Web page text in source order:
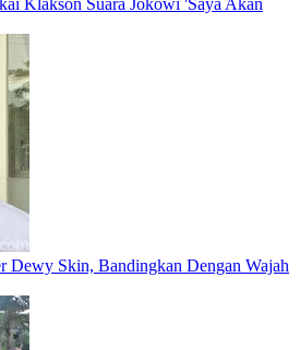
Klakson Suara Jokowi 'Saya Akan
Dewy Skin, Bandingkan Dengan Wajah